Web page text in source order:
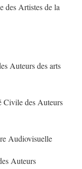
de la
des arts
Auteurs